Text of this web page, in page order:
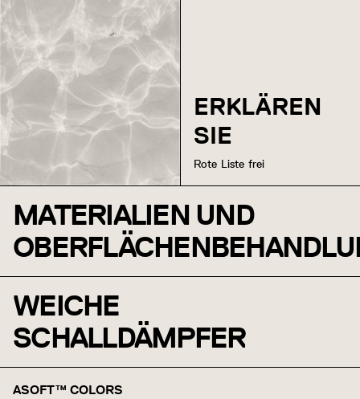
ERKLÄREN
SIE
Rote Liste frei
MATERIALIEN UND
WEICHE
SCHALLDÄMPFER
ASOFT™ COLORS